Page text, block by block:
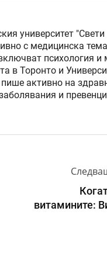
университет
с медицинска
психология и
в Торонто и
активно на
и
витамините: